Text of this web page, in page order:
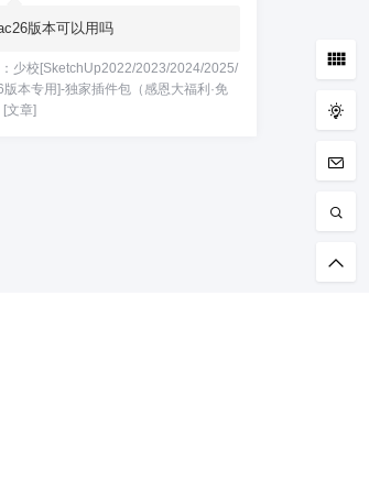
版本可以用吗
少校[SketchUp2022/2023/2024/2025/
版本专用]-独家插件包（感恩大福利·免
[文章]